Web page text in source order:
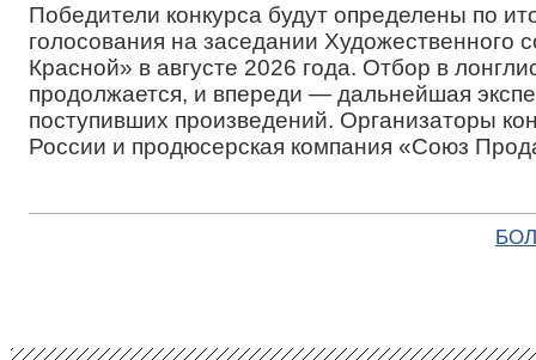
Победители конкурса будут определены по
голосования на заседании Художественного
Красной» в августе 2026 года. Отбор в
продолжается, и впереди — дальнейшая
поступивших произведений. Организаторы
России и продюсерская компания «Союз